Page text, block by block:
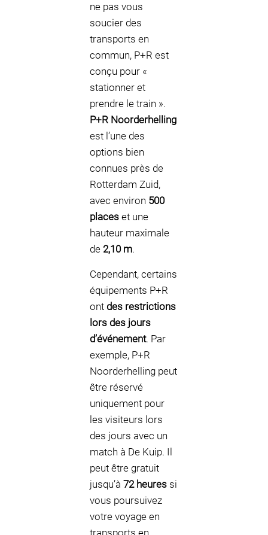
ne pas vous
soucier des
transports en
commun, P+R est
conçu pour «
stationner et
prendre le train ».
P+R Noorderhelling
est l’une des
options bien
connues près de
Rotterdam Zuid,
avec environ 500
places et une
hauteur maximale
de 2,10 m.
Cependant, certains
équipements P+R
ont des restrictions
lors des jours
d’événement. Par
exemple, P+R
Noorderhelling peut
être réservé
uniquement pour
les visiteurs lors
des jours avec un
match à De Kuip. Il
peut être gratuit
jusqu’à 72 heures si
vous poursuivez
votre voyage en